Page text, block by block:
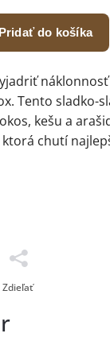
Pridať do košíka
Tento sladko-
kešu a
chutí
Zdieľať